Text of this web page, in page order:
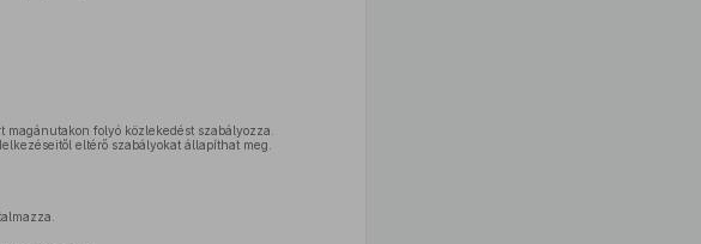
folyó közlekedést szabályozza.
eltérő szabályokat állapíthat meg.